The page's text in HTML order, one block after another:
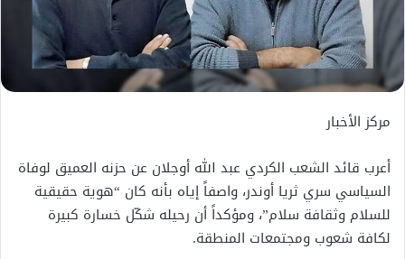
مركز الأخبار
أعرب قائد الشعب الكردي عبد الله أوجلان عن حزنه العميق لوفاة
السياسي سري ثريا أوندر، واصفاً إياه بأنه كان “هوية حقيقية
للسلام وثقافة سلام”، ومؤكداً أن رحيله شكّل خسارة كبيرة
لكافة شعوب ومجتمعات المنطقة.